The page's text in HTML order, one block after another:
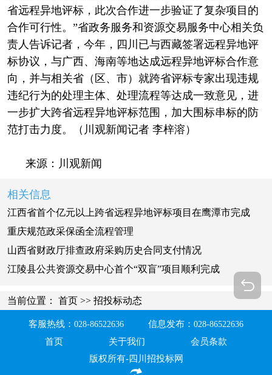
省远程异地评标，此次合作进一步验证了复杂项目的
合作可行性。”省政务服务和资源交易服务中心相关负
责人告诉记者，今年，四川已与西藏签署远程异地评
标协议，与广西、海南等地达成远程异地评标合作意
向，并与相关省（区、市）就跨省评标专家出现违规
违纪行为的处理主体、处理流程等达成一致意见，进
一步扩大跨省远程异地评标范围，加大围标串标的防
范打击力度。（川观新闻记者 李梓溶）
来源：川观新闻
相关信息
江西省首个亿元以上跨省远程异地评标项目在鹰潭市完成
重庆规范政采保函全流程管理
山西省财政厅排查政府采购历史合同支付情况
江陵县公共资源交易中心首个“双盲”项目顺利完成
当前位置： 首页 >> 招投标动态
客服热线： 028-86522636 信息发布：028-86522636
首页 关于我们
会员条款
版权所有-四川招投标网